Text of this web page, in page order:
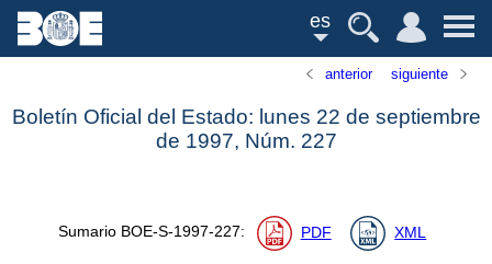
es
anterior siguiente
Boletín Oficial del Estado: lunes 22 de septiembre
de 1997, Núm. 227
Sumario BOE-S-1997-227: PDF XML